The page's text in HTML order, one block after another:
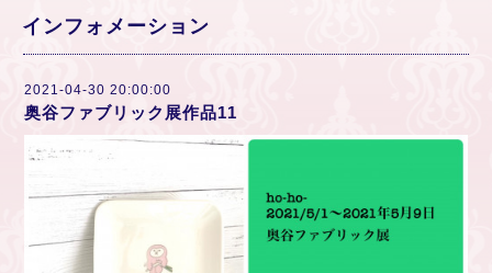
インフォメーション
2021-04-30 20:00:00
奥谷ファブリック展作品11